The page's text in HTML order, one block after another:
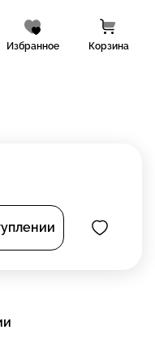
Избранное Корзина